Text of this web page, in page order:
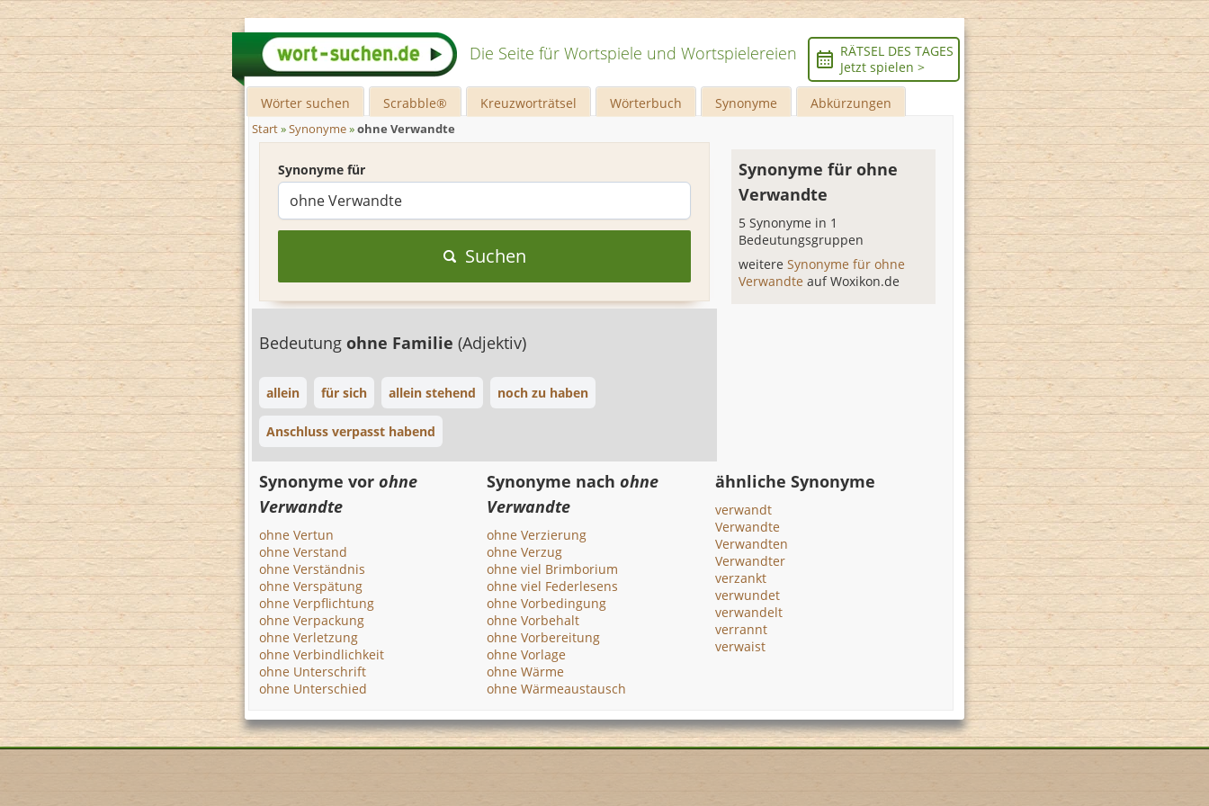
Die Seite für Wortspiele und Wortspielereien
RÄTSEL DES TAGES
Jetzt spielen >
Wörter suchen Scrabble® Kreuzworträtsel Wörterbuch Synonyme Abkürzungen
Start»Synonyme»ohne Verwandte
Synonyme für
Suchen
Bedeutung ohne Familie (Adjektiv)
allein für sich allein stehend noch zu haben
Anschluss verpasst habend
Synonyme für ohne
Verwandte
5 Synonyme in 1
Bedeutungsgruppen
weitereSynonyme für ohne
Verwandteauf Woxikon.de
Synonyme vor ohne
Verwandte
ohne Vertun
ohne Verstand
ohne Verständnis
ohne Verspätung
ohne Verpflichtung
ohne Verpackung
ohne Verletzung
ohne Verbindlichkeit
ohne Unterschrift
ohne Unterschied
Synonyme nachohne
Verwandte
ohne Verzierung
ohne Verzug
ohne viel Brimborium
ohne viel Federlesens
ohne Vorbedingung
ohne Vorbehalt
ohne Vorbereitung
ohne Vorlage
ohne Wärme
ohne Wärmeaustausch
ähnliche Synonyme
verwandt
Verwandte
Verwandten
Verwandter
verzankt
verwundet
verwandelt
verrannt
verwaist